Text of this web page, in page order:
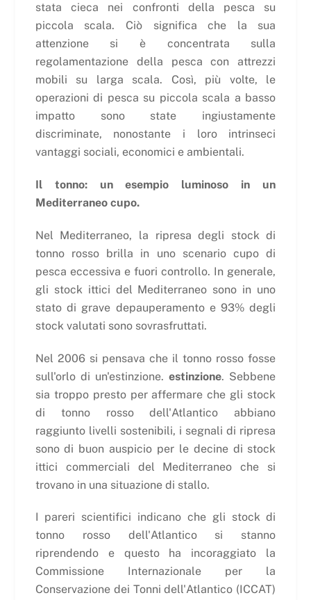
stata cieca nei confronti della pesca su
piccola scala. Ciò significa che la sua
attenzione si è concentrata sulla
regolamentazione della pesca con attrezzi
mobili su larga scala. Così, più volte, le
operazioni di pesca su piccola scala a basso
impatto sono state ingiustamente
discriminate, nonostante i loro intrinseci
vantaggi sociali, economici e ambientali.
Il tonno: un esempio luminoso in un
Mediterraneo cupo.
Nel Mediterraneo, la ripresa degli stock di
tonno rosso brilla in uno scenario cupo di
pesca eccessiva e fuori controllo. In generale,
gli stock ittici del Mediterraneo sono in uno
stato di grave depauperamento e 93% degli
stock valutati sono sovrasfruttati.
Nel 2006 si pensava che il tonno rosso fosse
sull'orlo di un'estinzione.estinzione. Sebbene
sia troppo presto per affermare che gli stock
di tonno rosso dell'Atlantico abbiano
raggiunto livelli sostenibili, i segnali di ripresa
sono di buon auspicio per le decine di stock
ittici commerciali del Mediterraneo che si
trovano in una situazione di stallo.
I pareri scientifici indicano che gli stock di
tonno rosso dell'Atlantico si stanno
riprendendo e questo ha incoraggiato la
Commissione Internazionale per la
Conservazione dei Tonni dell'Atlantico (ICCAT)